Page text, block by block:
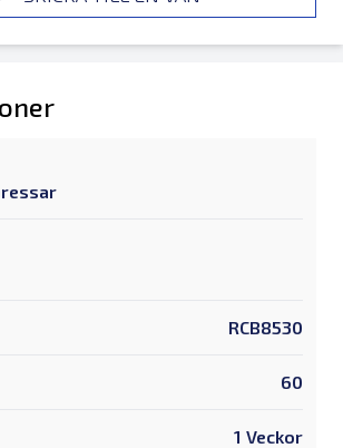
RCB8530
60
1 Veckor